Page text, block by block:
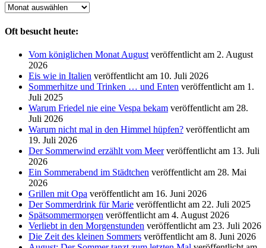
Archiv
Oft besucht heute:
Vom königlichen Monat August veröffentlicht am 2. August
2026
Eis wie in Italien veröffentlicht am 10. Juli 2026
Sommerhitze und Trinken … und Enten veröffentlicht am 1.
Juli 2025
Warum Friedel nie eine Vespa bekam veröffentlicht am 28.
Juli 2026
Warum nicht mal in den Himmel hüpfen? veröffentlicht am
19. Juli 2026
Der Sommerwind erzählt vom Meer veröffentlicht am 13. Juli
2026
Ein Sommerabend im Städtchen veröffentlicht am 28. Mai
2026
Grillen mit Opa veröffentlicht am 16. Juni 2026
Der Sommerdrink für Marie veröffentlicht am 22. Juli 2025
Spätsommermorgen veröffentlicht am 4. August 2026
Verliebt in den Morgenstunden veröffentlicht am 23. Juli 2026
Die Zeit des kleinen Sommers veröffentlicht am 8. Juni 2026